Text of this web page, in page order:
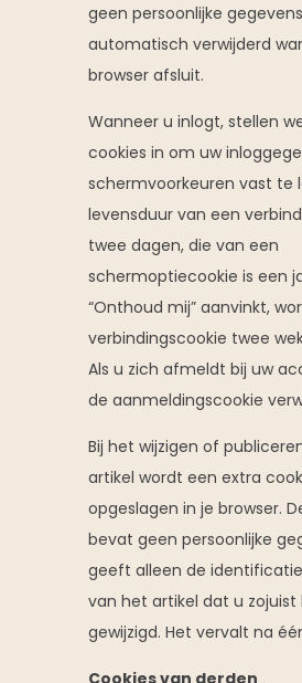
geen persoonlijke
automatisch verwijderd
browser afsluit.
Wanneer u inlogt, stellen
cookies in om uw
schermvoorkeuren vast te
levensduur van een
twee dagen, die van een
schermoptiecookie is een
“Onthoud mij” aanvinkt,
verbindingscookie twee
Als u zich afmeldt bij uw
de aanmeldingscookie
Bij het wijzigen of
artikel wordt een extra
opgeslagen in je browser.
bevat geen persoonlijke
geeft alleen de
van het artikel dat u zojuist
gewijzigd. Het vervalt na
Cookies van derden